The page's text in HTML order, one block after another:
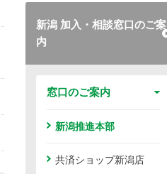
新潟 加入・相談窓口のご案
内
窓口のご案内
新潟推進本部
共済ショップ新潟店